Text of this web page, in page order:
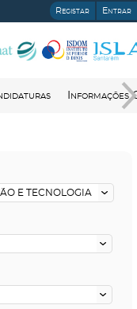
Registar Entrar
Informações